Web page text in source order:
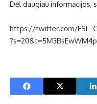
Dėl daugiau informacijos,
https://twitter.com/